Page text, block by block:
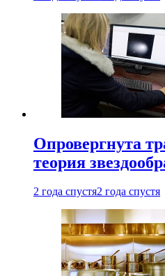
Опровергнута
теория
2 года спустя2 года спустя